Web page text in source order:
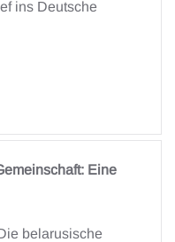
ins Deutsche
Eine
belarusische